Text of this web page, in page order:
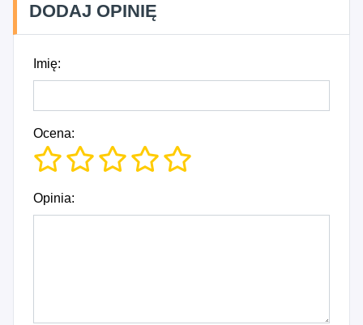
DODAJ OPINIĘ
Imię:
Ocena:
Opinia: